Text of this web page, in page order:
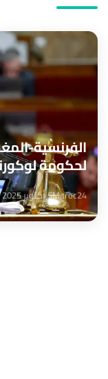
الفرنسية-
لحكومة
Maroc245 أكتوبر 2025